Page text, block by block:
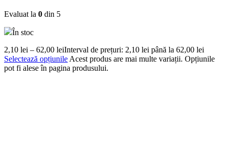
Evaluat la 0 din 5
În stoc
2,10 lei – 62,00 leiInterval de prețuri: 2,10 lei până la 62,00 lei
Selectează opțiunile Acest produs are mai multe variații. Opțiunile
pot fi alese în pagina produsului.